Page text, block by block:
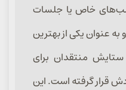
خاص یا جلسات
عنوان یکی از بهترین
منتقدان برای
قرار گرفته است. این